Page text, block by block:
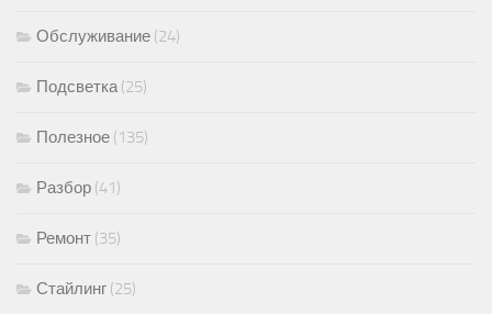
Обслуживание (24)
Подсветка(25)
Полезное (135)
Разбор (41)
Ремонт (35)
Стайлинг (25)